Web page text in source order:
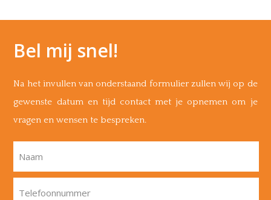
Bel mij snel!
Na het invullen van onderstaand formulier zullen wij op de
gewenste datum en tijd contact met je opnemen om je
vragen en wensen te bespreken.
Naam
Telefoonnummer